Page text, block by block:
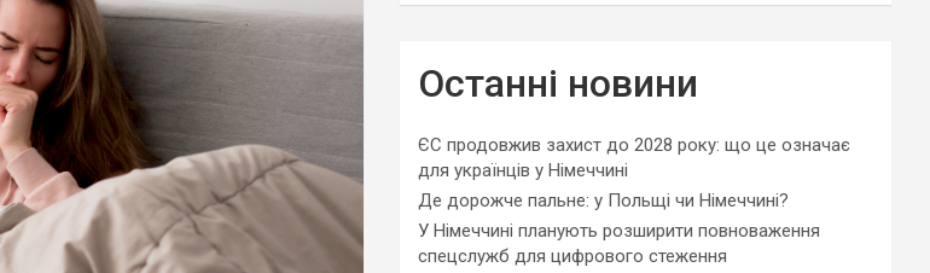
Останні новини
ЄС продовжив захист до 2028 року: що це означає
для українців у Німеччині
Де дорожче пальне: у Польщі чи Німеччині?
У Німеччині планують розширити повноваження
спецслужб для цифрового стеження